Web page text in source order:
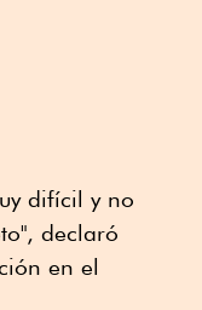
difícil y no
declaró
en el